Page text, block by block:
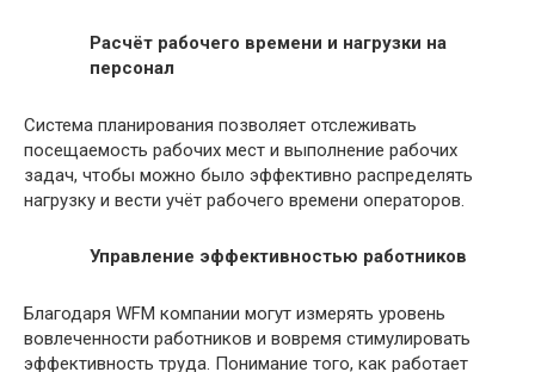
Расчёт рабочего времени и нагрузки на
персонал
Система планирования позволяет отслеживать
посещаемость рабочих мест и выполнение рабочих
задач, чтобы можно было эффективно распределять
нагрузку и вести учёт рабочего времени операторов.
Управление эффективностью работников
Благодаря WFM компании могут измерять уровень
вовлеченности работников и вовремя стимулировать
эффективность труда. Понимание того, как работает